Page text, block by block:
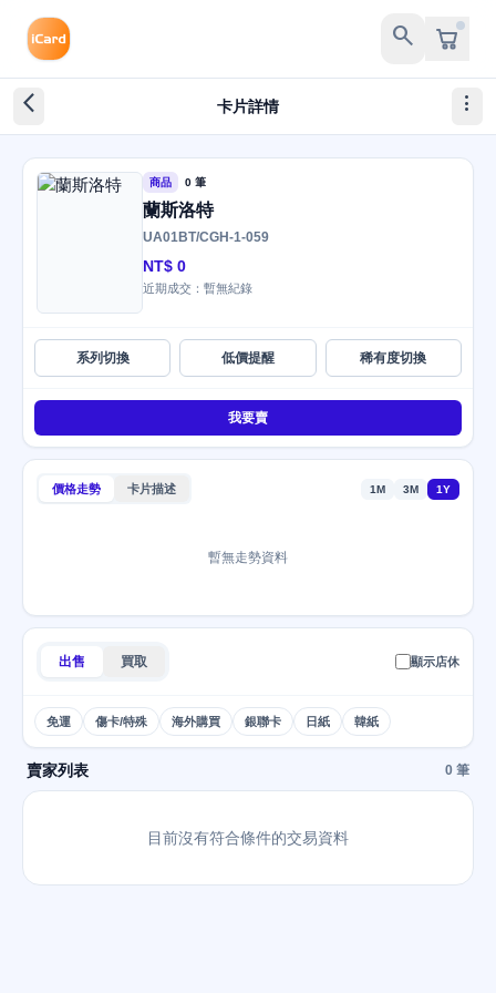
search
arrow_back_ios_new 卡片詳情 more_vert
商品 0 筆
蘭斯洛特
UA01BT/CGH-1-059
NT$ 0
近期成交：暫無紀錄
系列切換 低價提醒 稀有度切換
我要賣
價格走勢 卡片描述 1M 3M 1Y
暫無走勢資料
出售 買取 顯示店休
免運 傷卡/特殊 海外購買 銀聯卡 日紙 韓紙
賣家列表 0 筆
目前沒有符合條件的交易資料